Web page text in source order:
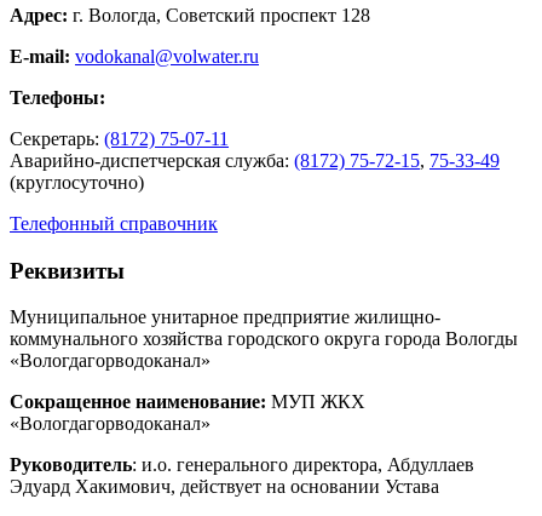
Адрес: г. Вологда, Советский проспект 128
E-mail: vodokanal@volwater.ru
Телефоны:
Секретарь: (8172) 75-07-11
Аварийно-диспетчерская служба: (8172) 75-72-15, 75-33-49
(круглосуточно)
Телефонный справочник
Реквизиты
Муниципальное унитарное предприятие жилищно-
коммунального хозяйства городского округа города Вологды
«Вологдагорводоканал»
Сокращенное наименование: МУП ЖКХ
«Вологдагорводоканал»
Руководитель: и.о. генерального директора, Абдуллаев
Эдуард Хакимович, действует на основании Устава